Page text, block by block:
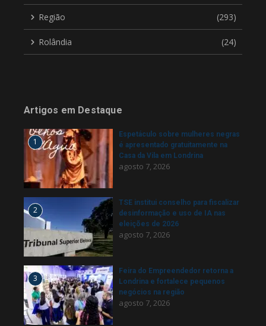
Região (293)
Rolândia (24)
Artigos em Destaque
1
Espetáculo sobre mulheres negras
é apresentado gratuitamente na
Casa da Vila em Londrina
agosto 7, 2026
2
TSE institui conselho para fiscalizar
desinformação e uso de IA nas
eleições de 2026
agosto 7, 2026
3
Feira do Empreendedor retorna a
Londrina e fortalece pequenos
negócios na região
agosto 7, 2026